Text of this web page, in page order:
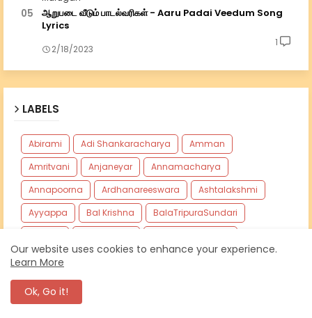
ஆறுபடை வீடும் பாடல்வரிகள் - Aaru Padai Veedum Song
Lyrics
2/18/2023
1
LABELS
Abirami Adi Shankaracharya
Amman
Amritvani
Anjaneyar
Annamacharya
Annapoorna
Ardhanareeswara
Ashtalakshmi
Ayyappa
Bal Krishna
BalaTripuraSundari
Chotanikkarai Amman
Durga
Durga English
Ganesh English
Our website uses cookies to enhance your experience.
Learn More
Ok, Go it!